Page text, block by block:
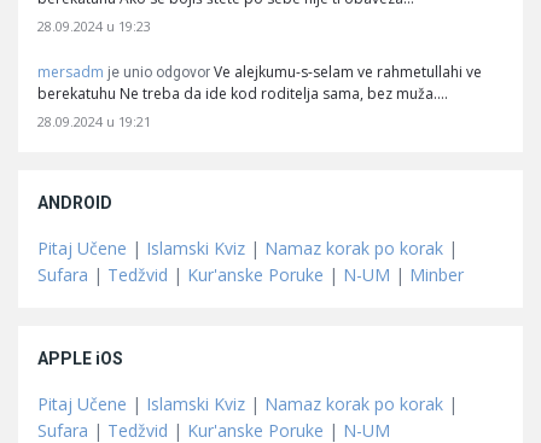
28.09.2024 u 19:23
mersadm je unio odgovor Ve alejkumu-s-selam ve rahmetullahi ve
berekatuhu Ne treba da ide kod roditelja sama, bez muža.…
28.09.2024 u 19:21
ANDROID
Pitaj Učene | Islamski Kviz | Namaz korak po korak |
Sufara | Tedžvid | Kur'anske Poruke | N-UM | Minber
APPLE iOS
Pitaj Učene | Islamski Kviz | Namaz korak po korak |
Sufara | Tedžvid | Kur'anske Poruke | N-UM